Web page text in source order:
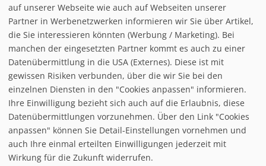
follow us on facebook
Home
Datenschutzerklärung
auf unserer Webseite wie auch auf Webseiten unserer
Partner in Werbenetzwerken informieren wir Sie über Artikel,
die Sie interessieren könnten (Werbung / Marketing). Bei
manchen der eingesetzten Partner kommt es auch zu einer
Datenübermittlung in die USA (Externes). Diese ist mit
gewissen Risiken verbunden, über die wir Sie bei den
einzelnen Diensten in den "Cookies anpassen" informieren.
Ihre Einwilligung bezieht sich auch auf die Erlaubnis, diese
Datenübermittlungen vorzunehmen. Über den Link "Cookies
anpassen" können Sie Detail-Einstellungen vornehmen und
auch Ihre einmal erteilten Einwilligungen jederzeit mit
Wirkung für die Zukunft widerrufen.